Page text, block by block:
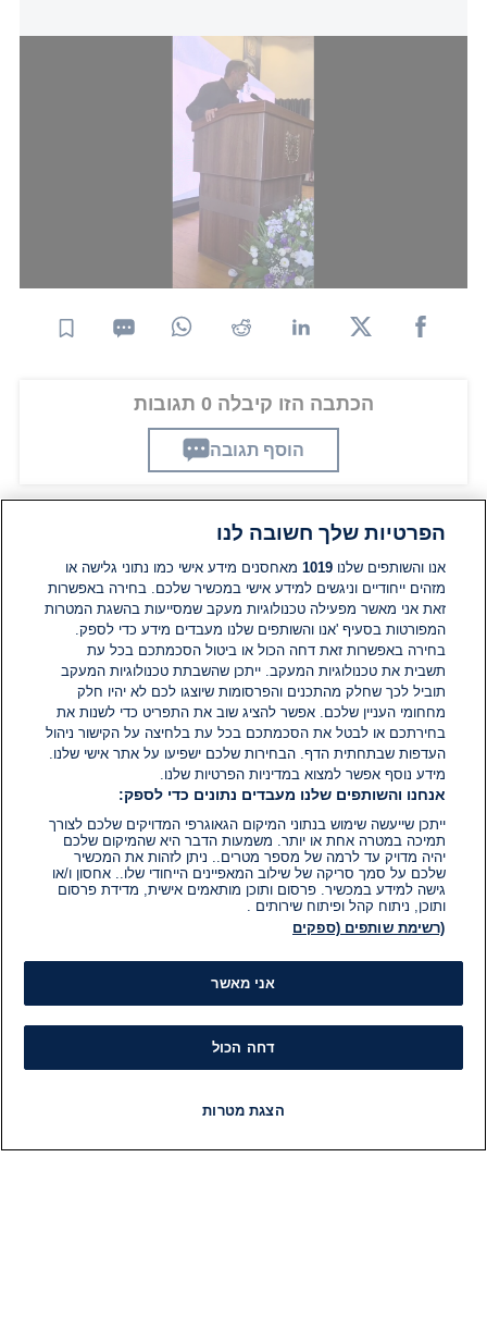
השר בן גביר לרה"מ בביקורו בכלא הנוח׳בות: "כל עוד לא מוציאים
אותם מפה לכסא חשמלי - הם חייבים להינמק פה עד יום מותם
הביקור כלל גם מפגש עם לוחמי ולוחמות הכליאה וסגל
הפיקוד הבכיר, והתקיים ברקע דיונים רגישים במערכת
סוגיית החזקת אסירי טרור ברמת
, במקביל למגעים לעסקת חטופים
הכתבה הזו קיבלה 0 תגובות
הוסף תגובה
תגובות
אין עדיין תגובות. היה הראשון להגיב
הוסף תגובה
הפרטיות שלך חשובה לנו
אנו והשותפים שלנו1019 מאחסנים מידע אישי כמו נתוני גלישה או
מזהים ייחודיים וניגשים למידע אישי במכשיר שלכם. בחירה באפשרות
זאת אני מאשר מפעילה טכנולוגיות מעקב שמסייעות בהשגת המטרות
המפורטות בסעיף 'אנו והשותפים שלנו מעבדים מידע כדי לספק.
בחירה באפשרות זאת דחה הכול או ביטול הסכמתכם בכל עת
תשבית את טכנולוגיות המעקב. ייתכן שהשבתת טכנולוגיות המעקב
תוביל לכך שחלק מהתכנים והפרסומות שיוצגו לכם לא יהיו חלק
מחחומי העניין שלכם. אפשר להציג שוב את התפריט כדי לשנות את
בחירתכם או לבטל את הסכמתכם בכל עת בלחיצה על הקישור ניהול
העדפות שבתחתית הדף. הבחירות שלכם ישפיעו על אתר אישי שלנו.
מידע נוסף אפשר למצוא במדיניות הפרטיות שלנו.
אנחנו והשותפים שלנו מעבדים נתונים כדי לספק:
ייתכן שייעשה שימוש בנתוני המיקום הגאוגרפי המדויקים שלכם לצורך
תמיכה במטרה אחת או יותר. משמעות הדבר היא שהמיקום שלכם
יהיה מדויק עד לרמה של מספר מטרים.. ניתן לזהות את המכשיר
שלכם על סמך סריקה של שילוב המאפיינים הייחודי שלו.. אחסון ו/או
גישה למידע במכשיר. פרסום ותוכן מותאמים אישית, מדידת פרסום
ותוכן, ניתוח קהל ופיתוח שירותים .
(רשימת שותפים (ספקים
אני מאשר
דחה הכול
הצגת מטרות